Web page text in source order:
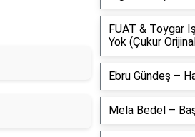
FUAT & Toygar
Yok (Çukur
Ebru Gündeş –
Mela Bedel –